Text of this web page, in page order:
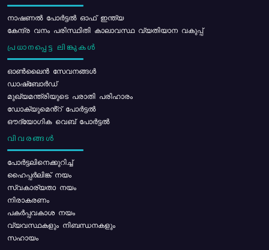
നാഷണൽ പോർട്ടൽ ഓഫ് ഇന്ത്യ
കേന്ദ്ര വനം പരിസ്ഥിതി കാലാവസ്ഥ വ്യതിയാന വകുപ്പ്
പ്രധാനപ്പെട്ട ലിങ്കുകൾ
ഓൺലൈൻ സേവനങ്ങൾ
ഡാഷ്ബോർഡ്
മുഖ്യമന്ത്രിയുടെ പരാതി പരിഹാരം
ഡോക്യുമെൻ്റ് പോർട്ടൽ
ഔദ്യോഗിക വെബ് പോർട്ടൽ
വിവരങ്ങൾ
പോര്‍ട്ടലിനെക്കുറിച്ച്
ഹൈപ്പർലിങ്ക് നയം
സ്വകാര്യതാ നയം
നിരാകരണം
പകർപ്പവകാശ നയം
വ്യവസ്ഥകളും നിബന്ധനകളും
സഹായം